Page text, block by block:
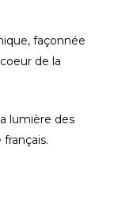
façonnée
de la
lumière des